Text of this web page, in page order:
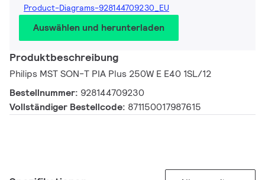
Product-Diagrams-928144709230_EU
Auswählen und herunterladen
Produktbeschreibung
Philips MST SON-T PIA Plus 250W E E40 1SL/12
Bestellnummer: 928144709230
Vollständiger Bestellcode: 871150017987615